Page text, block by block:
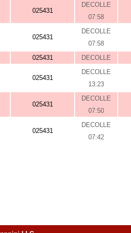
025431
DECOLLE
07:58
025431
DECOLLE
07:58
025431 DECOLLE
025431
DECOLLE
13:23
025431
DECOLLE
07:50
025431
DECOLLE
07:42